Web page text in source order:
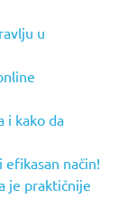
u
i kako da
način!
je praktičnije